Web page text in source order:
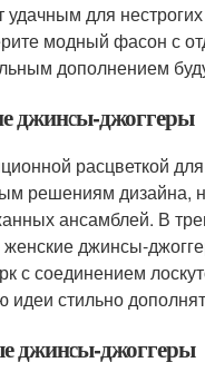
удачным для
модный фасон с
дополнением
джинсы-джоггеры
расцветкой
решениям дизайна,
ансамблей. В
джинсы-
с соединением
идеи стильно
джинсы-джоггеры